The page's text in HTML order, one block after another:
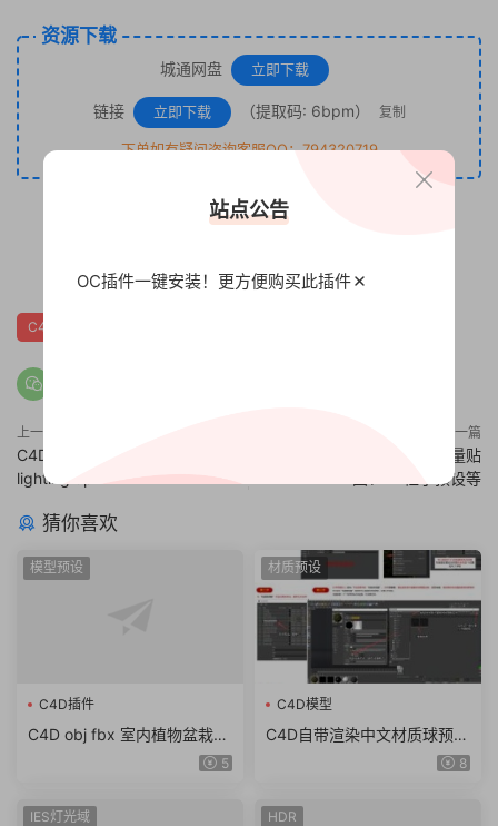
资源下载
城通网盘 立即下载
链接 立即下载 （提取码: 6bpm） 复制
下单如有疑问咨询客服QQ：794320719
C4D
上一篇
C4D灯光环境预设（lib4d）
lighting up
下一篇
C4D预设包（lib4d）含大量贴
图、TP粒子预设等
猜你喜欢
模型预设
C4D插件
C4D obj fbx 室内植物盆栽模
型oc渲染带材质贴图3d花卉5
材质预设
C4D模型
C4D自带渲染中文材质球预设
金属 玻璃 布纹水木质透明材8
IES灯光域 HDR
站点公告
OC插件一键安装！更方便购买此插件